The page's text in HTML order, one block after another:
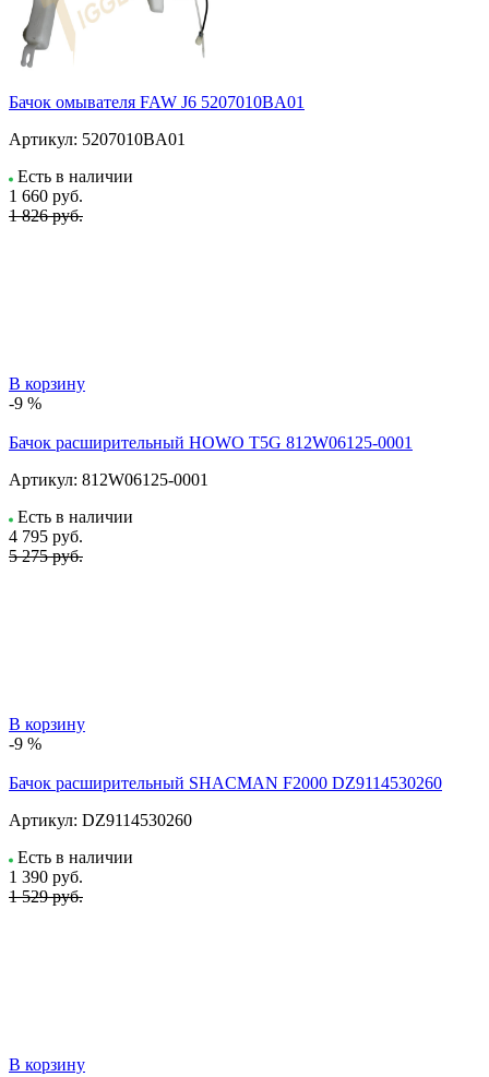
Бачок омывателя FAW J6 5207010BA01
Артикул: 5207010BA01
Есть в наличии
1 660 руб.
1 826 руб.
В корзину
-9 %
Бачок расширительный HOWO T5G 812W06125-0001
Артикул: 812W06125-0001
Есть в наличии
4 795 руб.
5 275 руб.
В корзину
-9 %
Бачок расширительный SHACMAN F2000 DZ9114530260
Артикул: DZ9114530260
Есть в наличии
1 390 руб.
1 529 руб.
В корзину